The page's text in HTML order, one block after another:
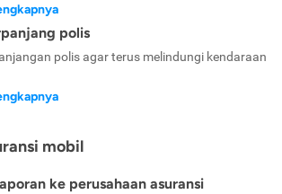
polis
polis agar terus melindungi kendaraan
mobil
ke perusahaan asuransi